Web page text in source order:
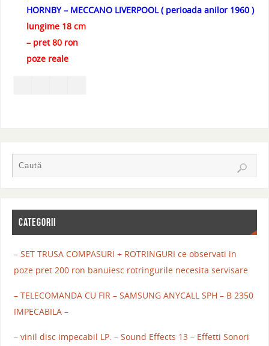
HORNBY – MECCANO LIVERPOOL ( perioada anilor 1960 )
lungime 18 cm
– pret 80 ron
poze reale
CATEGORII
– SET TRUSA COMPASURI + ROTRINGURI ce observati in
poze pret 200 ron banuiesc rotringurile necesita servisare
– TELECOMANDA CU FIR – SAMSUNG ANYCALL SPH – B 2350
IMPECABILA –
– vinil disc impecabil LP. – Sound Effects 13 – Effetti Sonori